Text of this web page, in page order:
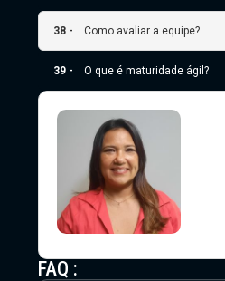
38 - Como avaliar a equipe?
39 - O que é maturidade ágil?
FAQ :